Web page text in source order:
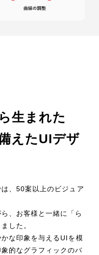
生まれた
えたUIデザ
、50案以上のビジュア
、お客様と一緒に「ら
した。
な印象を与えるUIを模
的なグラフィックのバ